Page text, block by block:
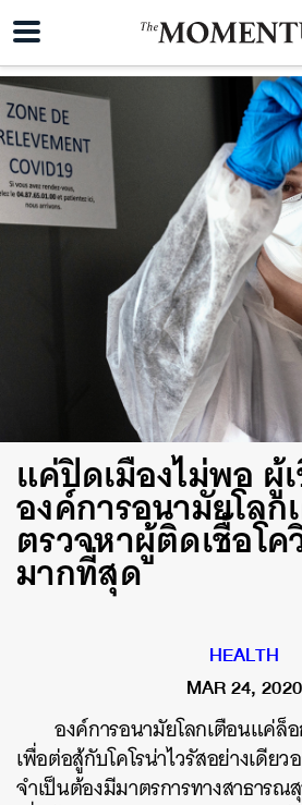
แค่ปิดเมืองไม่พอ ผู้
องค์การอนามัยโลก
ตรวจหาผู้ติดเชื้อโค
มากที่สุด
HEALTH
MAR 24, 2020
องค์การอนามัยโลกเตือนแค่ล็
เพื่อต่อสู้กับโคโรน่าไวรัสอย่างเดีย
จำเป็นต้องมีมาตรการทางสาธารณ